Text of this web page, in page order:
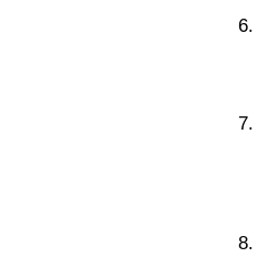
6.
7.
8.